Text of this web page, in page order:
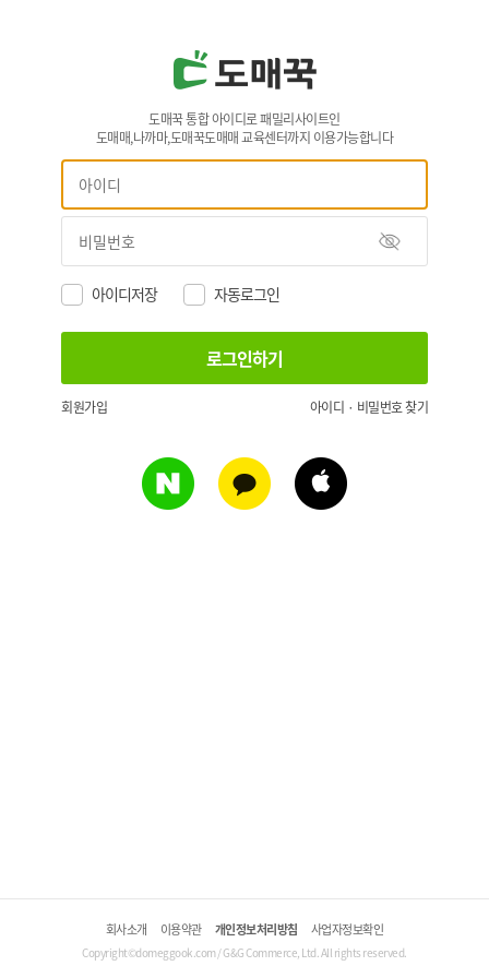
도매꾹 통합 아이디로 패밀리사이트인
도매매,나까마,도매꾹도매매 교육센터까지 이용가능합니다
아이디저장 자동로그인
회원가입 아이디 · 비밀번호 찾기
회사소개 이용약관 개인정보처리방침 사업자정보확인
Copyright©domeggook.com / G&G Commerce, Ltd. All rights reserved.